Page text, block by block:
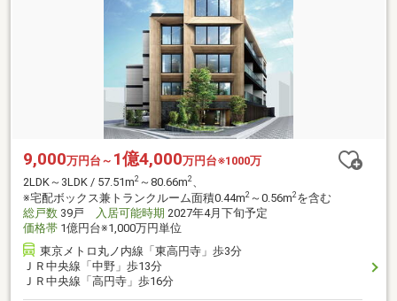
9,000万円台～ 1億4,000万円台※1000万
2LDK～3LDK / 57.51m2 ～80.66m2 、
※宅配ボックス兼トランクルーム面積0.44m2 ～0.56m2を含む
総戸数 39戸 入居可能時期 2027年4月下旬予定
価格帯 1億円台※1,000万円単位
東京メトロ丸ノ内線「東高円寺」歩3分
ＪＲ中央線「中野」歩13分
ＪＲ中央線「高円寺」歩16分